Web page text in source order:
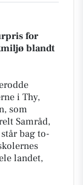
for
blandt
i Thy,
som
Samråd,
bag to-
landet,